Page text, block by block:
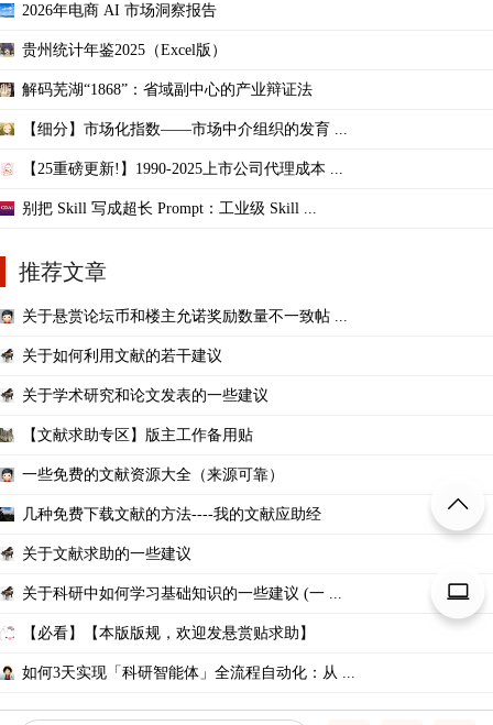
2026年电商 AI 市场洞察报告
贵州统计年鉴2025（Excel版）
解码芜湖“1868”：省域副中心的产业辩证法
【细分】市场化指数——市场中介组织的发育 ...
【25重磅更新!】1990-2025上市公司代理成本 ...
别把 Skill 写成超长 Prompt：工业级 Skill ...
推荐文章
关于悬赏论坛币和楼主允诺奖励数量不一致帖 ...
关于如何利用文献的若干建议
关于学术研究和论文发表的一些建议
【文献求助专区】版主工作备用贴
一些免费的文献资源大全（来源可靠）
几种免费下载文献的方法----我的文献应助经
关于文献求助的一些建议
关于科研中如何学习基础知识的一些建议 (一 ...
【必看】【本版版规，欢迎发悬赏贴求助】
如何3天实现「科研智能体」全流程自动化：从 ...